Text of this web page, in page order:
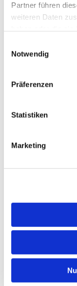
Partner führen
weiteren Daten
Notwendig
Präferenzen
Statistiken
Marketing